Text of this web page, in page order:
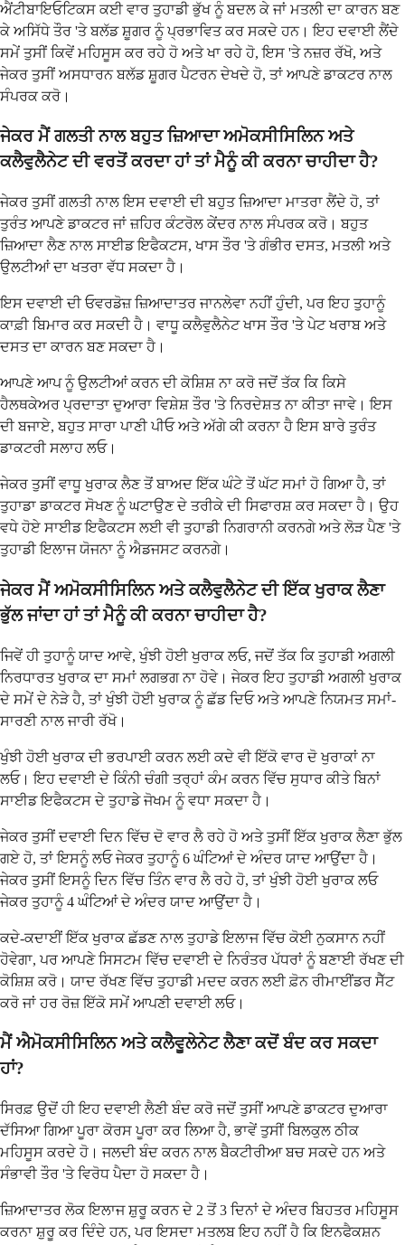
ਐਂਟੀਬਾਇਓਟਿਕਸ ਕਈ ਵਾਰ ਤੁਹਾਡੀ ਭੁੱਖ ਨੂੰ ਬਦਲ ਕੇ ਜਾਂ ਮਤਲੀ ਦਾ ਕਾਰਨ ਬਣ
ਕੇ ਅਸਿੱਧੇ ਤੌਰ 'ਤੇ ਬਲੱਡ ਸ਼ੂਗਰ ਨੂੰ ਪ੍ਰਭਾਵਿਤ ਕਰ ਸਕਦੇ ਹਨ। ਇਹ ਦਵਾਈ ਲੈਂਦੇ
ਸਮੇਂ ਤੁਸੀਂ ਕਿਵੇਂ ਮਹਿਸੂਸ ਕਰ ਰਹੇ ਹੋ ਅਤੇ ਖਾ ਰਹੇ ਹੋ, ਇਸ 'ਤੇ ਨਜ਼ਰ ਰੱਖੋ, ਅਤੇ
ਜੇਕਰ ਤੁਸੀਂ ਅਸਧਾਰਨ ਬਲੱਡ ਸ਼ੂਗਰ ਪੈਟਰਨ ਦੇਖਦੇ ਹੋ, ਤਾਂ ਆਪਣੇ ਡਾਕਟਰ ਨਾਲ
ਸੰਪਰਕ ਕਰੋ।
ਜੇਕਰ ਮੈਂ ਗਲਤੀ ਨਾਲ ਬਹੁਤ ਜ਼ਿਆਦਾ ਅਮੋਕਸੀਸਿਲਿਨ ਅਤੇ
ਕਲੈਵੁਲੈਨੇਟ ਦੀ ਵਰਤੋਂ ਕਰਦਾ ਹਾਂ ਤਾਂ ਮੈਨੂੰ ਕੀ ਕਰਨਾ ਚਾਹੀਦਾ ਹੈ?
ਜੇਕਰ ਤੁਸੀਂ ਗਲਤੀ ਨਾਲ ਇਸ ਦਵਾਈ ਦੀ ਬਹੁਤ ਜ਼ਿਆਦਾ ਮਾਤਰਾ ਲੈਂਦੇ ਹੋ, ਤਾਂ
ਤੁਰੰਤ ਆਪਣੇ ਡਾਕਟਰ ਜਾਂ ਜ਼ਹਿਰ ਕੰਟਰੋਲ ਕੇਂਦਰ ਨਾਲ ਸੰਪਰਕ ਕਰੋ। ਬਹੁਤ
ਜ਼ਿਆਦਾ ਲੈਣ ਨਾਲ ਸਾਈਡ ਇਫੈਕਟਸ, ਖਾਸ ਤੌਰ 'ਤੇ ਗੰਭੀਰ ਦਸਤ, ਮਤਲੀ ਅਤੇ
ਉਲਟੀਆਂ ਦਾ ਖਤਰਾ ਵੱਧ ਸਕਦਾ ਹੈ।
ਇਸ ਦਵਾਈ ਦੀ ਓਵਰਡੋਜ਼ ਜ਼ਿਆਦਾਤਰ ਜਾਨਲੇਵਾ ਨਹੀਂ ਹੁੰਦੀ, ਪਰ ਇਹ ਤੁਹਾਨੂੰ
ਕਾਫ਼ੀ ਬਿਮਾਰ ਕਰ ਸਕਦੀ ਹੈ। ਵਾਧੂ ਕਲੈਵੁਲੈਨੇਟ ਖਾਸ ਤੌਰ 'ਤੇ ਪੇਟ ਖਰਾਬ ਅਤੇ
ਦਸਤ ਦਾ ਕਾਰਨ ਬਣ ਸਕਦਾ ਹੈ।
ਆਪਣੇ ਆਪ ਨੂੰ ਉਲਟੀਆਂ ਕਰਨ ਦੀ ਕੋਸ਼ਿਸ਼ ਨਾ ਕਰੋ ਜਦੋਂ ਤੱਕ ਕਿ ਕਿਸੇ
ਹੈਲਥਕੇਅਰ ਪ੍ਰਦਾਤਾ ਦੁਆਰਾ ਵਿਸ਼ੇਸ਼ ਤੌਰ 'ਤੇ ਨਿਰਦੇਸ਼ਤ ਨਾ ਕੀਤਾ ਜਾਵੇ। ਇਸ
ਦੀ ਬਜਾਏ, ਬਹੁਤ ਸਾਰਾ ਪਾਣੀ ਪੀਓ ਅਤੇ ਅੱਗੇ ਕੀ ਕਰਨਾ ਹੈ ਇਸ ਬਾਰੇ ਤੁਰੰਤ
ਡਾਕਟਰੀ ਸਲਾਹ ਲਓ।
ਜੇਕਰ ਤੁਸੀਂ ਵਾਧੂ ਖੁਰਾਕ ਲੈਣ ਤੋਂ ਬਾਅਦ ਇੱਕ ਘੰਟੇ ਤੋਂ ਘੱਟ ਸਮਾਂ ਹੋ ਗਿਆ ਹੈ, ਤਾਂ
ਤੁਹਾਡਾ ਡਾਕਟਰ ਸੋਖਣ ਨੂੰ ਘਟਾਉਣ ਦੇ ਤਰੀਕੇ ਦੀ ਸਿਫਾਰਸ਼ ਕਰ ਸਕਦਾ ਹੈ। ਉਹ
ਵਧੇ ਹੋਏ ਸਾਈਡ ਇਫੈਕਟਸ ਲਈ ਵੀ ਤੁਹਾਡੀ ਨਿਗਰਾਨੀ ਕਰਨਗੇ ਅਤੇ ਲੋੜ ਪੈਣ 'ਤੇ
ਤੁਹਾਡੀ ਇਲਾਜ ਯੋਜਨਾ ਨੂੰ ਐਡਜਸਟ ਕਰਨਗੇ।
ਜੇਕਰ ਮੈਂ ਅਮੋਕਸੀਸਿਲਿਨ ਅਤੇ ਕਲੈਵੁਲੈਨੇਟ ਦੀ ਇੱਕ ਖੁਰਾਕ ਲੈਣਾ
ਭੁੱਲ ਜਾਂਦਾ ਹਾਂ ਤਾਂ ਮੈਨੂੰ ਕੀ ਕਰਨਾ ਚਾਹੀਦਾ ਹੈ?
ਜਿਵੇਂ ਹੀ ਤੁਹਾਨੂੰ ਯਾਦ ਆਵੇ, ਖੁੰਝੀ ਹੋਈ ਖੁਰਾਕ ਲਓ, ਜਦੋਂ ਤੱਕ ਕਿ ਤੁਹਾਡੀ ਅਗਲੀ
ਨਿਰਧਾਰਤ ਖੁਰਾਕ ਦਾ ਸਮਾਂ ਲਗਭਗ ਨਾ ਹੋਵੇ। ਜੇਕਰ ਇਹ ਤੁਹਾਡੀ ਅਗਲੀ ਖੁਰਾਕ
ਦੇ ਸਮੇਂ ਦੇ ਨੇੜੇ ਹੈ, ਤਾਂ ਖੁੰਝੀ ਹੋਈ ਖੁਰਾਕ ਨੂੰ ਛੱਡ ਦਿਓ ਅਤੇ ਆਪਣੇ ਨਿਯਮਤ ਸਮਾਂ-
ਸਾਰਣੀ ਨਾਲ ਜਾਰੀ ਰੱਖੋ।
ਖੁੰਝੀ ਹੋਈ ਖੁਰਾਕ ਦੀ ਭਰਪਾਈ ਕਰਨ ਲਈ ਕਦੇ ਵੀ ਇੱਕੋ ਵਾਰ ਦੋ ਖੁਰਾਕਾਂ ਨਾ
ਲਓ। ਇਹ ਦਵਾਈ ਦੇ ਕਿੰਨੀ ਚੰਗੀ ਤਰ੍ਹਾਂ ਕੰਮ ਕਰਨ ਵਿੱਚ ਸੁਧਾਰ ਕੀਤੇ ਬਿਨਾਂ
ਸਾਈਡ ਇਫੈਕਟਸ ਦੇ ਤੁਹਾਡੇ ਜੋਖਮ ਨੂੰ ਵਧਾ ਸਕਦਾ ਹੈ।
ਜੇਕਰ ਤੁਸੀਂ ਦਵਾਈ ਦਿਨ ਵਿੱਚ ਦੋ ਵਾਰ ਲੈ ਰਹੇ ਹੋ ਅਤੇ ਤੁਸੀਂ ਇੱਕ ਖੁਰਾਕ ਲੈਣਾ ਭੁੱਲ
ਗਏ ਹੋ, ਤਾਂ ਇਸਨੂੰ ਲਓ ਜੇਕਰ ਤੁਹਾਨੂੰ 6 ਘੰਟਿਆਂ ਦੇ ਅੰਦਰ ਯਾਦ ਆਉਂਦਾ ਹੈ।
ਜੇਕਰ ਤੁਸੀਂ ਇਸਨੂੰ ਦਿਨ ਵਿੱਚ ਤਿੰਨ ਵਾਰ ਲੈ ਰਹੇ ਹੋ, ਤਾਂ ਖੁੰਝੀ ਹੋਈ ਖੁਰਾਕ ਲਓ
ਜੇਕਰ ਤੁਹਾਨੂੰ 4 ਘੰਟਿਆਂ ਦੇ ਅੰਦਰ ਯਾਦ ਆਉਂਦਾ ਹੈ।
ਕਦੇ-ਕਦਾਈਂ ਇੱਕ ਖੁਰਾਕ ਛੱਡਣ ਨਾਲ ਤੁਹਾਡੇ ਇਲਾਜ ਵਿੱਚ ਕੋਈ ਨੁਕਸਾਨ ਨਹੀਂ
ਹੋਵੇਗਾ, ਪਰ ਆਪਣੇ ਸਿਸਟਮ ਵਿੱਚ ਦਵਾਈ ਦੇ ਨਿਰੰਤਰ ਪੱਧਰਾਂ ਨੂੰ ਬਣਾਈ ਰੱਖਣ ਦੀ
ਕੋਸ਼ਿਸ਼ ਕਰੋ। ਯਾਦ ਰੱਖਣ ਵਿੱਚ ਤੁਹਾਡੀ ਮਦਦ ਕਰਨ ਲਈ ਫ਼ੋਨ ਰੀਮਾਈਂਡਰ ਸੈੱਟ
ਕਰੋ ਜਾਂ ਹਰ ਰੋਜ਼ ਇੱਕੋ ਸਮੇਂ ਆਪਣੀ ਦਵਾਈ ਲਓ।
ਮੈਂ ਐਮੋਕਸੀਸਿਲਿਨ ਅਤੇ ਕਲੈਵੂਲੇਨੇਟ ਲੈਣਾ ਕਦੋਂ ਬੰਦ ਕਰ ਸਕਦਾ
ਹਾਂ?
ਸਿਰਫ਼ ਉਦੋਂ ਹੀ ਇਹ ਦਵਾਈ ਲੈਣੀ ਬੰਦ ਕਰੋ ਜਦੋਂ ਤੁਸੀਂ ਆਪਣੇ ਡਾਕਟਰ ਦੁਆਰਾ
ਦੱਸਿਆ ਗਿਆ ਪੂਰਾ ਕੋਰਸ ਪੂਰਾ ਕਰ ਲਿਆ ਹੈ, ਭਾਵੇਂ ਤੁਸੀਂ ਬਿਲਕੁਲ ਠੀਕ
ਮਹਿਸੂਸ ਕਰਦੇ ਹੋ। ਜਲਦੀ ਬੰਦ ਕਰਨ ਨਾਲ ਬੈਕਟੀਰੀਆ ਬਚ ਸਕਦੇ ਹਨ ਅਤੇ
ਸੰਭਾਵੀ ਤੌਰ 'ਤੇ ਵਿਰੋਧ ਪੈਦਾ ਹੋ ਸਕਦਾ ਹੈ।
ਜ਼ਿਆਦਾਤਰ ਲੋਕ ਇਲਾਜ ਸ਼ੁਰੂ ਕਰਨ ਦੇ 2 ਤੋਂ 3 ਦਿਨਾਂ ਦੇ ਅੰਦਰ ਬਿਹਤਰ ਮਹਿਸੂਸ
ਕਰਨਾ ਸ਼ੁਰੂ ਕਰ ਦਿੰਦੇ ਹਨ, ਪਰ ਇਸਦਾ ਮਤਲਬ ਇਹ ਨਹੀਂ ਹੈ ਕਿ ਇਨਫੈਕਸ਼ਨ